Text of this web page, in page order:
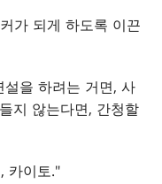
가 되게 하도록 이끈
을 하려는 거면, 사
지 않는다면, 간청할
카이토."